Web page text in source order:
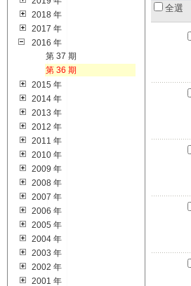
2018 年
2017 年
2016 年
第 37 期
第 36 期
2015 年
2014 年
2013 年
2012 年
2011 年
2010 年
2009 年
2008 年
2007 年
2006 年
2005 年
2004 年
2003 年
2002 年
2001 年
全選